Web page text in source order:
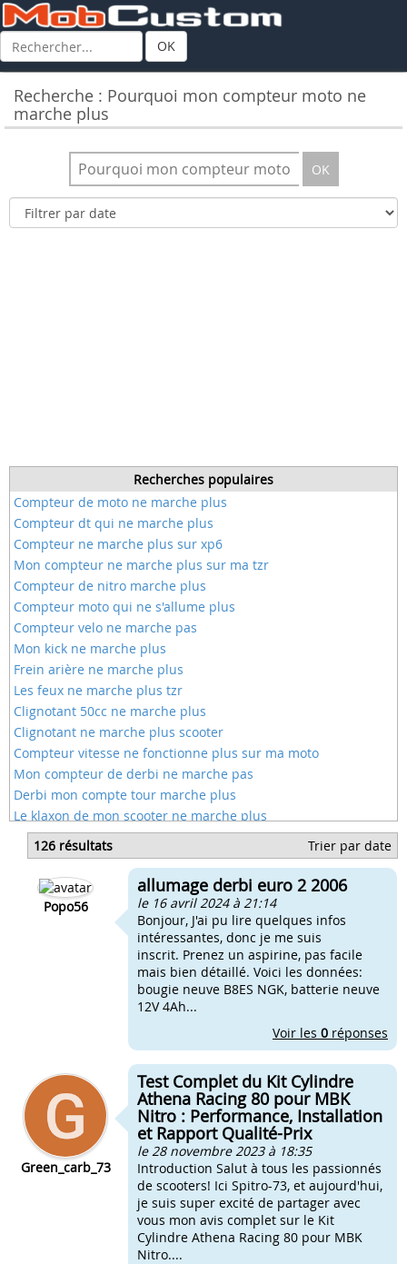
OK
Recherche : Pourquoi mon compteur moto ne
marche plus
OK
Recherches populaires
Compteur de moto ne marche plus
Compteur dt qui ne marche plus
Compteur ne marche plus sur xp6
Mon compteur ne marche plus sur ma tzr
Compteur de nitro marche plus
Compteur moto qui ne s'allume plus
Compteur velo ne marche pas
Mon kick ne marche plus
Frein arière ne marche plus
Les feux ne marche plus tzr
Clignotant 50cc ne marche plus
Clignotant ne marche plus scooter
Compteur vitesse ne fonctionne plus sur ma moto
Mon compteur de derbi ne marche pas
Derbi mon compte tour marche plus
Le klaxon de mon scooter ne marche plus
Les feux de mon scooter ne marche plus
Les feux ne marche plus sur ma derbi
Mes clignotant ne marche plus 50cc
Klaxon qui ne marche plus sur derbi
126 résultats Trier par date
Popo56
allumage derbi euro 2 2006
le 16 avril 2024 à 21:14
Bonjour, J'ai pu lire quelques infos
intéressantes, donc je me suis
inscrit. Prenez un aspirine, pas facile
mais bien détaillé. Voici les données:
bougie neuve B8ES NGK, batterie neuve
12V 4Ah...
Voir les 0 réponses
Green_carb_73
Test Complet du Kit Cylindre
Athena Racing 80 pour MBK
Nitro : Performance, Installation
et Rapport Qualité-Prix
le 28 novembre 2023 à 18:35
Introduction Salut à tous les passionnés
de scooters! Ici Spitro-73, et aujourd'hui,
je suis super excité de partager avec
vous mon avis complet sur le Kit
Cylindre Athena Racing 80 pour MBK
Nitro....